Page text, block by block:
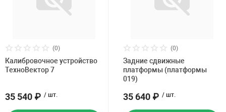
(0)
Калибровочное устройство
ТехноВектор 7
35 540 ₽ / шт.
(0)
Задние сдвижные
платформы (платформы
019)
35 640 ₽ / шт.